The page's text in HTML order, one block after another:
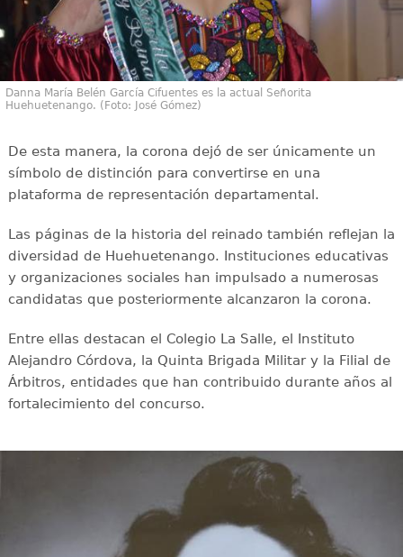
Danna María Belén García Cifuentes es la actual Señorita
Huehuetenango. (Foto: José Gómez)
De esta manera, la corona dejó de ser únicamente un
símbolo de distinción para convertirse en una
plataforma de representación departamental.
Las páginas de la historia del reinado también reflejan la
diversidad de Huehuetenango. Instituciones educativas
y organizaciones sociales han impulsado a numerosas
candidatas que posteriormente alcanzaron la corona.
Entre ellas destacan el Colegio La Salle, el Instituto
Alejandro Córdova, la Quinta Brigada Militar y la Filial de
Árbitros, entidades que han contribuido durante años al
fortalecimiento del concurso.